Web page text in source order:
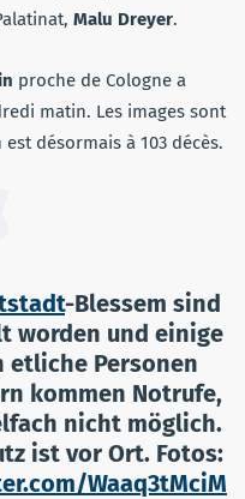
Malu Dreyer.
proche de Cologne a
matin. Les images sont
désormais à 103 décès.
-Blessem sind
worden und einige
etliche Personen
kommen Notrufe,
nicht möglich.
ist vor Ort. Fotos:
Waaq3tMciM